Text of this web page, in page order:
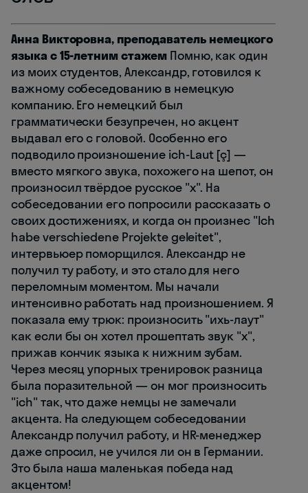
Анна Викторовна, преподаватель немецкого
языка с 15-летним стажем Помню, как один
из моих студентов, Александр, готовился к
важному собеседованию в немецкую
компанию. Его немецкий был
грамматически безупречен, но акцент
выдавал его с головой. Особенно его
подводило произношение ich-Laut [ç] —
вместо мягкого звука, похожего на шепот, он
произносил твёрдое русское "х". На
собеседовании его попросили рассказать о
своих достижениях, и когда он произнес "Ich
habe verschiedene Projekte geleitet",
интервьюер поморщился. Александр не
получил ту работу, и это стало для него
переломным моментом. Мы начали
интенсивно работать над произношением. Я
показала ему трюк: произносить "ихь-лаут"
как если бы он хотел прошептать звук "х",
прижав кончик языка к нижним зубам.
Через месяц упорных тренировок разница
была поразительной — он мог произносить
"ich" так, что даже немцы не замечали
акцента. На следующем собеседовании
Александр получил работу, и HR-менеджер
даже спросил, не учился ли он в Германии.
Это была наша маленькая победа над
акцентом!